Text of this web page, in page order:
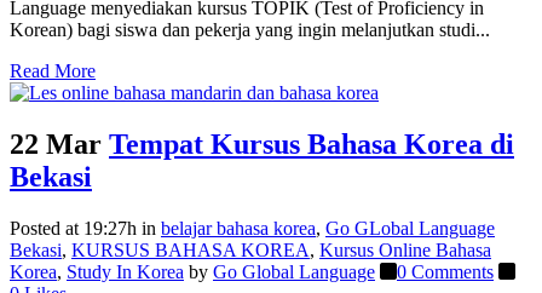
Language menyediakan kursus TOPIK (Test of Proficiency in
Korean) bagi siswa dan pekerja yang ingin melanjutkan studi...
Read More
22 Mar Tempat Kursus Bahasa Korea di
Bekasi
Posted at 19:27h in belajar bahasa korea, Go GLobal Language
Bekasi, KURSUS BAHASA KOREA, Kursus Online Bahasa
Korea, Study In Korea by Go Global Language
0 Comments